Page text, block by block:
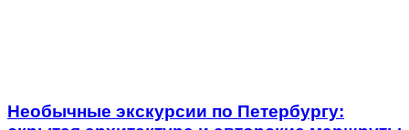
Необычные экскурсии по Петербургу: